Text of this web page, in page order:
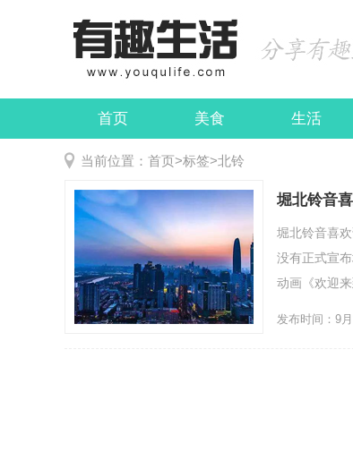
首页 美食 生活
娱乐 民俗
当前位置： 首页>标签>北铃
堀北铃音
堀北铃音喜
没有正式宣
动画《欢迎
发布时间：9